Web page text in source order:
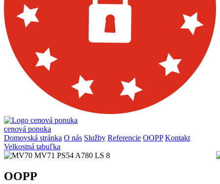
cenová ponuka
cenová ponuka
Domovská stránka O nás Služby Referencie OOPP Kontakt
Velkostná tabuľka
OOPP